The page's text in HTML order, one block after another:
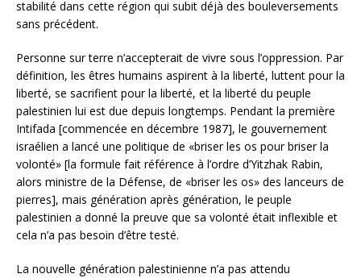
stabilité dans cette région qui subit déjà des bouleversements
sans précédent.
Personne sur terre n’accepterait de vivre sous l’oppression. Par
définition, les êtres humains aspirent à la liberté, luttent pour la
liberté, se sacrifient pour la liberté, et la liberté du peuple
palestinien lui est due depuis longtemps. Pendant la première
Intifada [commencée en décembre 1987], le gouvernement
israélien a lancé une politique de «briser les os pour briser la
volonté» [la formule fait référence à l’ordre d’Yitzhak Rabin,
alors ministre de la Défense, de «briser les os» des lanceurs de
pierres], mais génération après génération, le peuple
palestinien a donné la preuve que sa volonté était inflexible et
cela n’a pas besoin d’être testé.
La nouvelle génération palestinienne n’a pas attendu